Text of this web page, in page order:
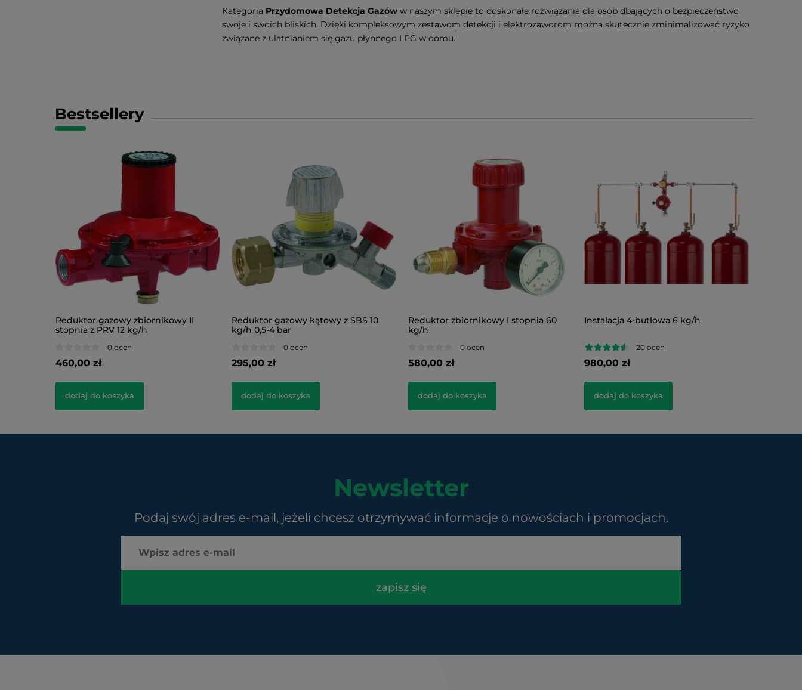
Kategoria Przydomowa Detekcja Gazów w naszym sklepie to doskonałe rozwiązania dla osób dbających o bezpieczeństwo
swoje i swoich bliskich. Dzięki kompleksowym zestawom detekcji i elektrozaworom można skutecznie zminimalizować ryzyko
związane z ulatnianiem się gazu płynnego LPG w domu.
Bestsellery
Reduktor gazowy zbiornikowy II
stopnia z PRV 12 kg/h
0 ocen
460,00 zł
dodaj do koszyka
Reduktor gazowy kątowy z SBS 10
kg/h 0,5-4 bar
0 ocen
295,00 zł
dodaj do koszyka
Reduktor zbiornikowy I stopnia 60
kg/h
0 ocen
580,00 zł
dodaj do koszyka
Instalacja 4-butlowa 6 kg/h
20 ocen
980,00 zł
dodaj do koszyka
Newsletter
Podaj swój adres e-mail, jeżeli chcesz otrzymywać informacje o nowościach i promocjach.
zapisz się